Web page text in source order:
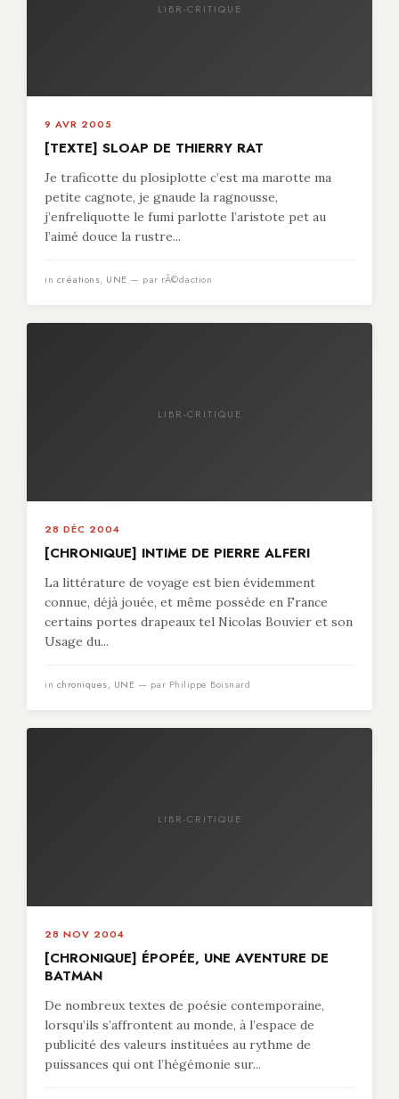
LIBR-CRITIQUE
9 AVR 2005
[TEXTE] SLOAP DE THIERRY RAT
Je traficotte du plosiplotte c’est ma marotte ma
petite cagnote, je gnaude la ragnousse,
j’enfreliquotte le fumi parlotte l’aristote pet au
l’aimé douce la rustre...
in créations, UNE — par rÃ©daction
LIBR-CRITIQUE
28 DÉC 2004
[CHRONIQUE] INTIME DE PIERRE ALFERI
La littérature de voyage est bien évidemment
connue, déjà jouée, et même possède en France
certains portes drapeaux tel Nicolas Bouvier et son
Usage du...
in chroniques, UNE — par Philippe Boisnard
LIBR-CRITIQUE
28 NOV 2004
[CHRONIQUE] ÉPOPÉE, UNE AVENTURE DE
BATMAN
De nombreux textes de poésie contemporaine,
lorsqu’ils s’affrontent au monde, à l’espace de
publicité des valeurs instituées au rythme de
puissances qui ont l’hégémonie sur...